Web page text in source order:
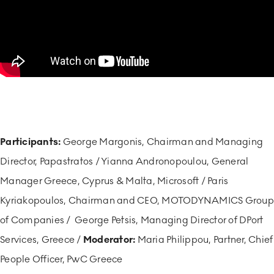
Participants: George Margonis, Chairman and Managing
Director, Papastratos / Yianna Andronopoulou, General
Manager Greece, Cyprus & Malta, Microsoft / Paris
Kyriakopoulos, Chairman and CEO, MOTODYNAMICS Group
of Companies / George Petsis, Managing Director of DPort
Services, Greece / Moderator: Maria Philippou, Partner, Chief
People Officer, PwC Greece